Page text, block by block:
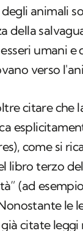
animali
della
umani e
verso
citare che
), come si
libro terzo
(ad
le
citate leggi